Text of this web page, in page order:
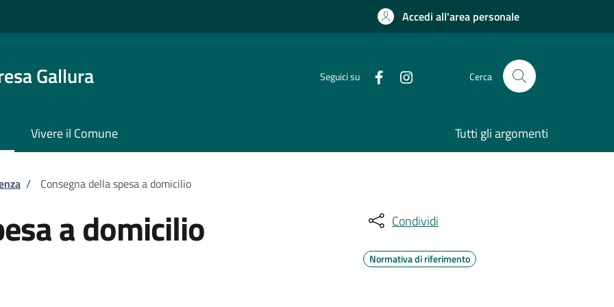
Accedi all'area personale
Gallura Seguici su Cerca
Vivere il Comune Tutti gli argomenti
/ Consegna della spesa a domicilio
a domicilio Condividi
Normativa di riferimento